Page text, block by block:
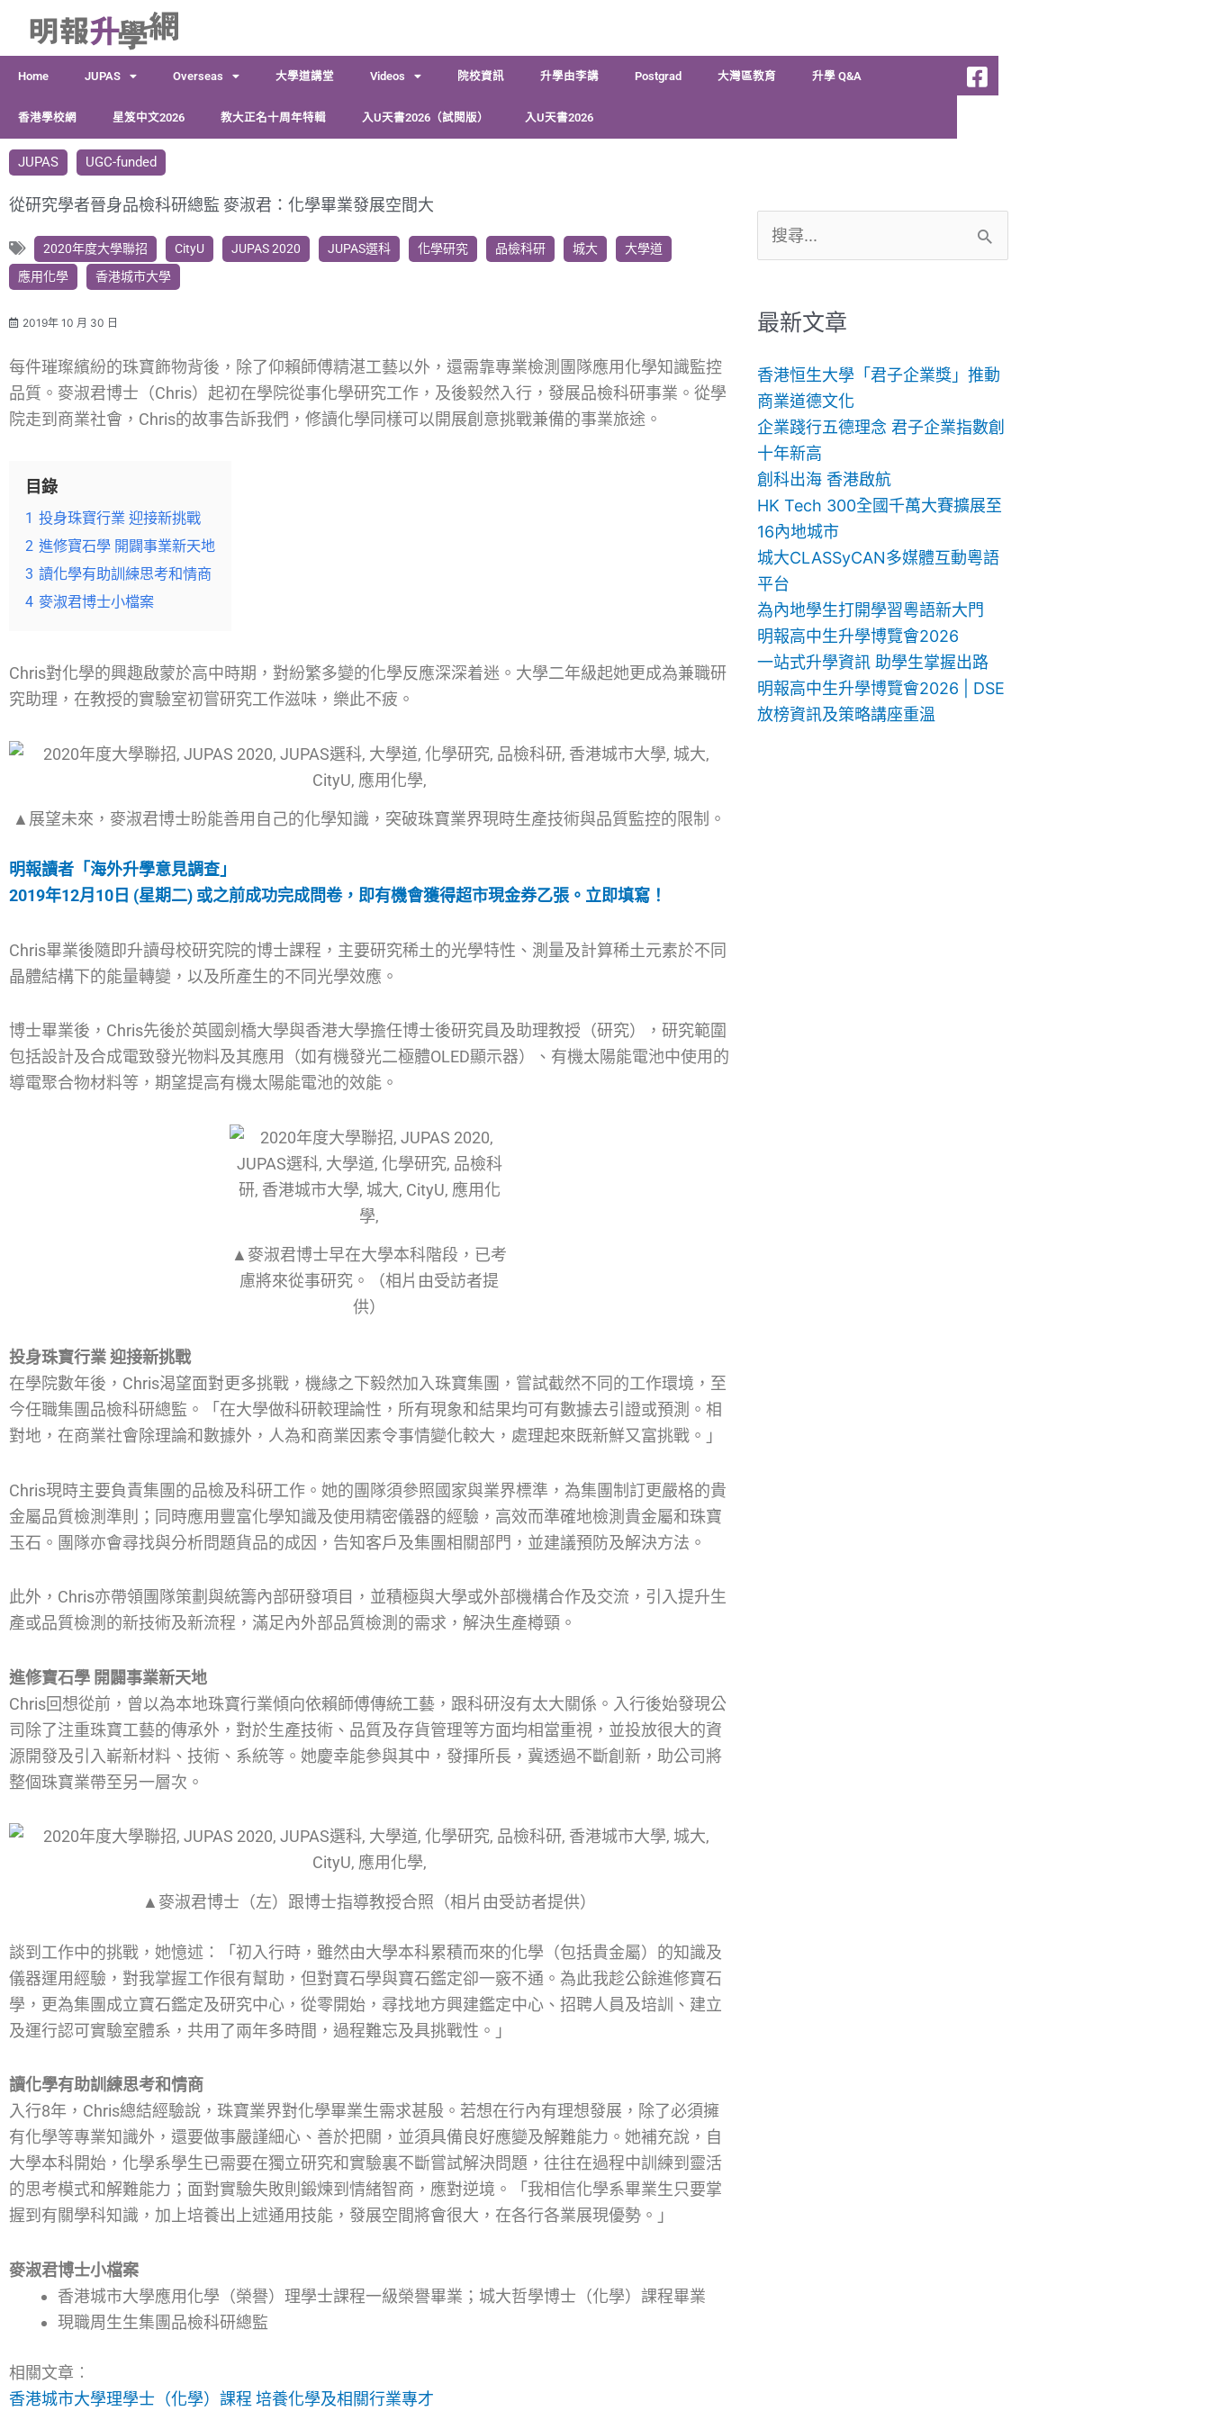
容
Home JUPAS Overseas 大學道講堂 Videos 院校資訊 升學由李講 Postgrad 大灣區教育 升學 Q&A
香港學校網 星笈中文2026 教大正名十周年特輯 入U天書2026（試閱版） 入U天書2026
JUPAS UGC-funded
從研究學者晉身品檢科研總監 麥淑君：化學畢業發展空間大
2020年度大學聯招 CityU JUPAS 2020 JUPAS選科 化學研究 品檢科研 城大
大學道
應用化學
香港城市大學
2019年 10 月 30 日
每件璀璨繽紛的珠寶飾物背後，除了仰賴師傅精湛工藝以外，還需靠專業檢測團隊應用化學知識監控
品質。麥淑君博士（Chris）起初在學院從事化學研究工作，及後毅然入行，發展品檢科研事業。從學
院走到商業社會，Chris的故事告訴我們，修讀化學同樣可以開展創意挑戰兼備的事業旅途。
目錄
1 投身珠寶行業 迎接新挑戰
2 進修寶石學 開闢事業新天地
3 讀化學有助訓練思考和情商
4 麥淑君博士小檔案
Chris對化學的興趣啟蒙於高中時期，對紛繁多變的化學反應深深着迷。大學二年級起她更成為兼職研
究助理，在教授的實驗室初嘗研究工作滋味，樂此不疲。
▲展望未來，麥淑君博士盼能善用自己的化學知識，突破珠寶業界現時生產技術與品質監控的限制。
明報讀者「海外升學意見調查」
2019年12月10日 (星期二) 或之前成功完成問卷，即有機會獲得超市現金券乙張。立即填寫！
Chris畢業後隨即升讀母校研究院的博士課程，主要研究稀土的光學特性、測量及計算稀土元素於不同
晶體結構下的能量轉變，以及所產生的不同光學效應。
博士畢業後，Chris先後於英國劍橋大學與香港大學擔任博士後研究員及助理教授（研究），研究範圍
包括設計及合成電致發光物料及其應用（如有機發光二極體OLED顯示器）、有機太陽能電池中使用的
導電聚合物材料等，期望提高有機太陽能電池的效能。
▲麥淑君博士早在大學本科階段，已考
慮將來從事研究。（相片由受訪者提
供）
投身珠寶行業 迎接新挑戰
在學院數年後，Chris渴望面對更多挑戰，機緣之下毅然加入珠寶集團，嘗試截然不同的工作環境，至
今任職集團品檢科研總監。「在大學做科研較理論性，所有現象和結果均可有數據去引證或預測。相
對地，在商業社會除理論和數據外，人為和商業因素令事情變化較大，處理起來既新鮮又富挑戰。」
Chris現時主要負責集團的品檢及科研工作。她的團隊須參照國家與業界標準，為集團制訂更嚴格的貴
金屬品質檢測準則；同時應用豐富化學知識及使用精密儀器的經驗，高效而準確地檢測貴金屬和珠寶
玉石。團隊亦會尋找與分析問題貨品的成因，告知客戶及集團相關部門，並建議預防及解決方法。
此外，Chris亦帶領團隊策劃與統籌內部研發項目，並積極與大學或外部機構合作及交流，引入提升生
產或品質檢測的新技術及新流程，滿足內外部品質檢測的需求，解決生產樽頸。
進修寶石學 開闢事業新天地
Chris回想從前，曾以為本地珠寶行業傾向依賴師傅傳統工藝，跟科研沒有太大關係。入行後始發現公
司除了注重珠寶工藝的傳承外，對於生產技術、品質及存貨管理等方面均相當重視，並投放很大的資
源開發及引入嶄新材料、技術、系統等。她慶幸能參與其中，發揮所長，冀透過不斷創新，助公司將
整個珠寶業帶至另一層次。
▲麥淑君博士（左）跟博士指導教授合照（相片由受訪者提供）
談到工作中的挑戰，她憶述：「初入行時，雖然由大學本科累積而來的化學（包括貴金屬）的知識及
儀器運用經驗，對我掌握工作很有幫助，但對寶石學與寶石鑑定卻一竅不通。為此我趁公餘進修寶石
學，更為集團成立寶石鑑定及研究中心，從零開始，尋找地方興建鑑定中心、招聘人員及培訓、建立
及運行認可實驗室體系，共用了兩年多時間，過程難忘及具挑戰性。」
讀化學有助訓練思考和情商
入行8年，Chris總結經驗說，珠寶業界對化學畢業生需求甚殷。若想在行內有理想發展，除了必須擁
有化學等專業知識外，還要做事嚴謹細心、善於把關，並須具備良好應變及解難能力。她補充說，自
大學本科開始，化學系學生已需要在獨立研究和實驗裏不斷嘗試解決問題，往往在過程中訓練到靈活
的思考模式和解難能力；面對實驗失敗則鍛煉到情緒智商，應對逆境。「我相信化學系畢業生只要掌
握到有關學科知識，加上培養出上述通用技能，發展空間將會很大，在各行各業展現優勢。」
麥淑君博士小檔案
香港城市大學應用化學（榮譽）理學士課程一級榮譽畢業；城大哲學博士（化學）課程畢業
現職周生生集團品檢科研總監
相關文章︰
香港城市大學理學士（化學）課程 培養化學及相關行業專才
尋
鍵
最新文章
香港恒生大學「君子企業獎」推動
商業道德文化
企業踐行五德理念 君子企業指數創
十年新高
創科出海 香港啟航
HK Tech 300全國千萬大賽擴展至
16內地城市
城大CLASSyCAN多媒體互動粵語
平台
為內地學生打開學習粵語新大門
明報高中生升學博覽會2026
一站式升學資訊 助學生掌握出路
明報高中生升學博覽會2026 | DSE
放榜資訊及策略講座重溫